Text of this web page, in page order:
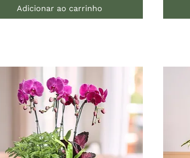
Adicionar ao carrinho